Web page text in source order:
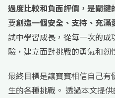
過度比較和負面評價，是關鍵
要創造一個安全、支持、充滿
試中學習成長，從每一次的
驗，建立面對挑戰的勇氣和韌
最終目標是讓寶寶相信自己
生的各種挑戰。 透過本文提